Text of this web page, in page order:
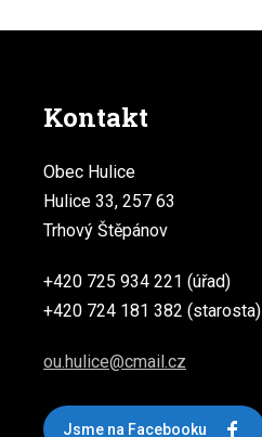
Kontakt
Obec Hulice
Hulice 33, 257 63
Trhový Štěpánov
+420 725 934 221 (úřad)
+420 724 181 382 (starosta)
ou.hulice@cmail.cz
Jsme na Facebooku